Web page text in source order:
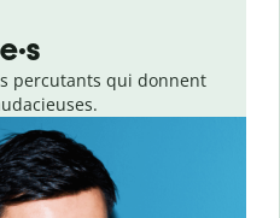
percutants qui donnent